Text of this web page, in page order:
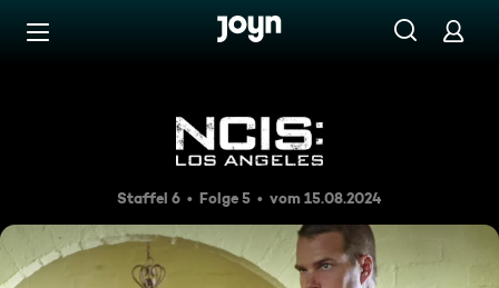
Zum Inhalt springen
Das schwarze Budget
Staffel 6 Folge 5 vom 15.08.2024